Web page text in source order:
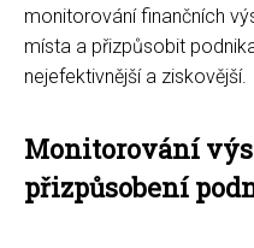
monitorování finančních
místa a přizpůsobit
nejefektivnější a ziskovější.
Monitorování
přizpůsobení